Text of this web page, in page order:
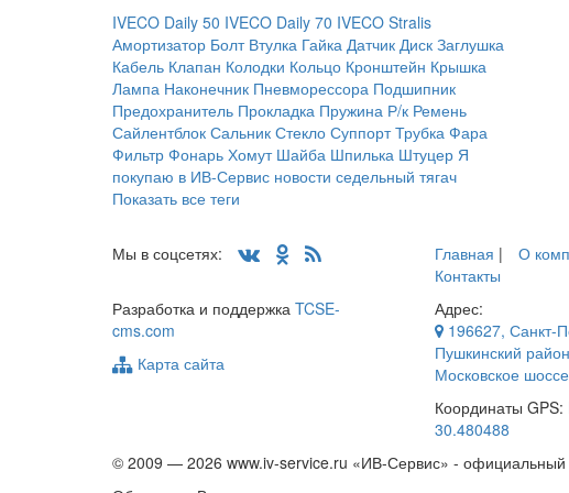
IVECO Daily 50 IVECO Daily 70 IVECO Stralis
Амортизатор Болт Втулка Гайка Датчик Диск Заглушка
Кабель Клапан Колодки Кольцо Кронштейн Крышка
Лампа Наконечник Пневморессора Подшипник
Предохранитель Прокладка Пружина Р/к Ремень
Сайлентблок Сальник Стекло Суппорт Трубка Фара
Фильтр Фонарь Хомут Шайба Шпилька Штуцер Я
покупаю в ИВ-Сервис новости седельный тягач
Показать все теги
Мы в соцсетях:
Главная | О
Контакты
Разработка и поддержка TCSE-
cms.com
Карта сайта
Адрес:
196627, Санкт-
Пушкинский
Московское
Координаты GPS:
30.480488
© 2009 — 2026 www.iv-service.ru «ИВ-Сервис» -